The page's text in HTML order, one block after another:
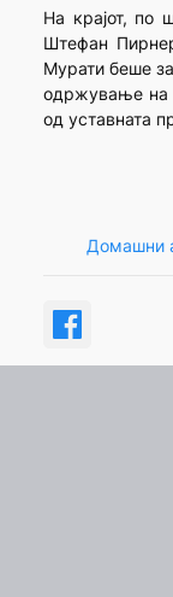
На крајот, по
Штефан
Мурати беше
одржување на
од уставната
Домашни